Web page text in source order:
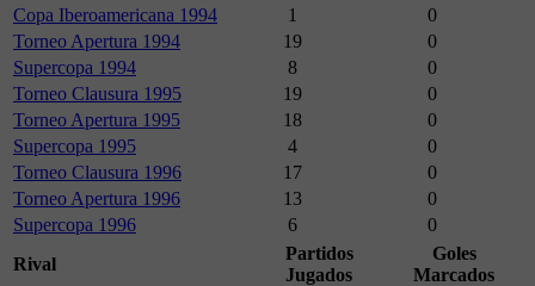
Copa Iberoamericana 1994
1
0
Torneo Apertura 1994
19
0
Supercopa 1994
8
0
Torneo Clausura 1995
19
0
Torneo Apertura 1995
18
0
Supercopa 1995
4
0
Torneo Clausura 1996
17
0
Torneo Apertura 1996
13
0
Supercopa 1996
6
0
Rival
Partidos
Jugados
Goles
Marcados